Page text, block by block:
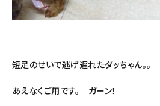
短足のせいで逃げ遅れたダッちゃん。。
あえなくご用です。 ガーン！